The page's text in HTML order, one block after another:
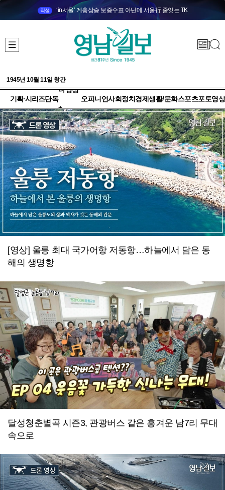
직설 ‘in서울’ 계층상승 보증수표 아닌데 서울行 줄잇는 TK
1945년 10월 11일 창간
기획·시리즈단독
다양성
+
오피니언사회정치 경제생활/문화스포츠포토영상
[영상] 울릉 최대 국가어항 저동항…하늘에서 담은 동
해의 생명항
달성청춘별곡 시즌3, 관광버스 같은 흥겨운 남7리 무대
속으로